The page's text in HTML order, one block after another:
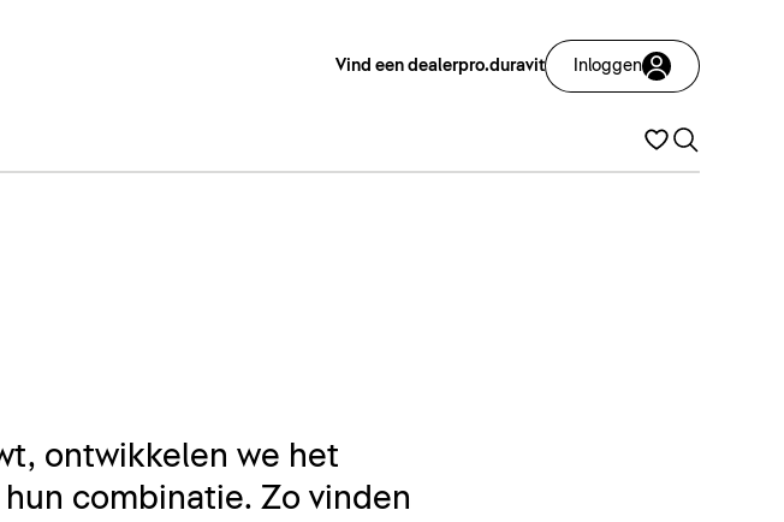
Vind een dealerpro.duravit Inloggen
ontwikkelen we het
combinatie. Zo vinden